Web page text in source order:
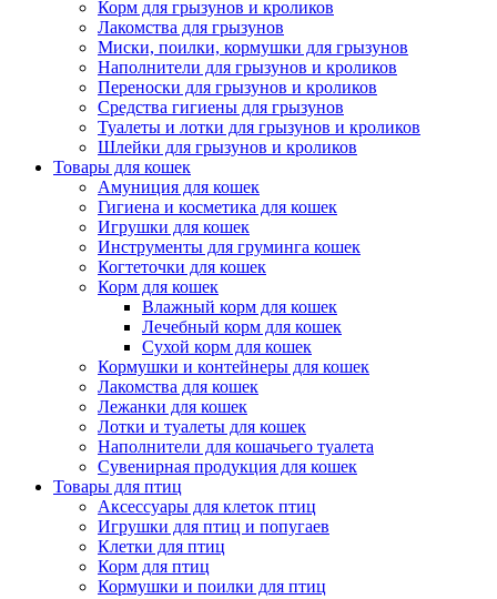
Корм для грызунов и кроликов
Лакомства для грызунов
Миски, поилки, кормушки для грызунов
Наполнители для грызунов и кроликов
Переноски для грызунов и кроликов
Средства гигиены для грызунов
Туалеты и лотки для грызунов и кроликов
Шлейки для грызунов и кроликов
Товары для кошек
Амуниция для кошек
Гигиена и косметика для кошек
Игрушки для кошек
Инструменты для груминга кошек
Когтеточки для кошек
Корм для кошек
Влажный корм для кошек
Лечебный корм для кошек
Сухой корм для кошек
Кормушки и контейнеры для кошек
Лакомства для кошек
Лежанки для кошек
Лотки и туалеты для кошек
Наполнители для кошачьего туалета
Сувенирная продукция для кошек
Товары для птиц
Аксессуары для клеток птиц
Игрушки для птиц и попугаев
Клетки для птиц
Корм для птиц
Кормушки и поилки для птиц